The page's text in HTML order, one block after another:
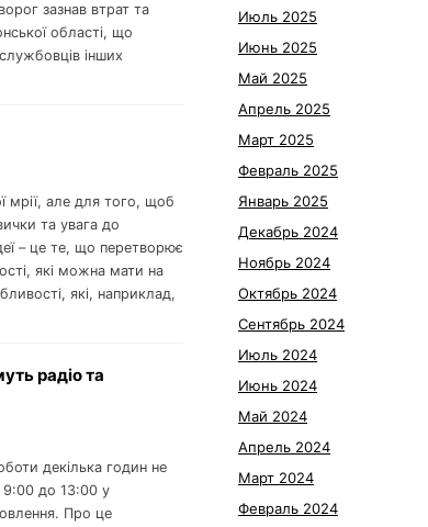
зазнав втрат та
області, що
інших
мрії, але для того, щоб
та увага до
– це те, що перетворює
які можна мати на
які, наприклад,
радіо та
декілька годин не
9:00 до 13:00 у
Про це
Июль 2025
Июнь 2025
Май 2025
Апрель 2025
Март 2025
Февраль 2025
Январь 2025
Декабрь 2024
Ноябрь 2024
Октябрь 2024
Сентябрь 2024
Июль 2024
Июнь 2024
Май 2024
Апрель 2024
Март 2024
Февраль 2024